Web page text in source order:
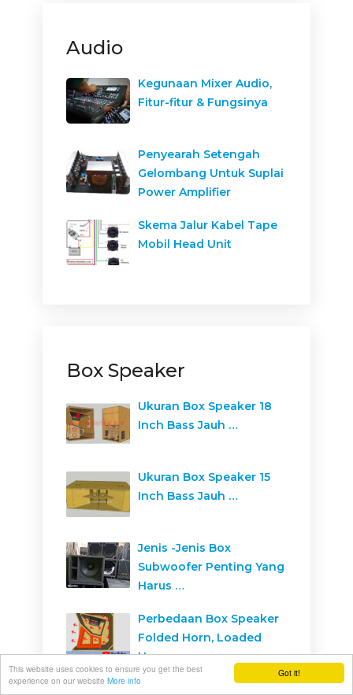
Got it!
This website uses cookies to ensure you get the best
experience on our website More info
Audio
Kegunaan Mixer Audio,
Fitur-fitur & Fungsinya
Penyearah Setengah
Gelombang Untuk Suplai
Power Amplifier
Skema Jalur Kabel Tape
Mobil Head Unit
Box Speaker
Ukuran Box Speaker 18
Inch Bass Jauh …
Ukuran Box Speaker 15
Inch Bass Jauh …
Jenis -Jenis Box
Subwoofer Penting Yang
Harus …
Perbedaan Box Speaker
Folded Horn, Loaded
Horn, …